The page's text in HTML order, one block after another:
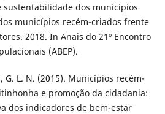
sustentabilidade dos municípios
municípios recém-criados frente
2018. In Anais do 21º Encontro
(ABEP).
G. L. N. (2015). Municípios recém-
e promoção da cidadania:
dos indicadores de bem-estar